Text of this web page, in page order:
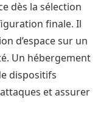
dès la sélection
finale. Il
d’espace sur un
Un hébergement
dispositifs
et assurer